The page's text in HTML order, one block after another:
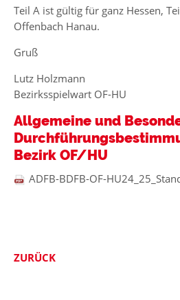
Teil A ist gültig für ganz Hessen,
Offenbach Hanau.
Gruß
Lutz Holzmann
Bezirksspielwart OF-HU
Allgemeine und
Bezirk OF/HU
ADFB-BDFB-OF-
ZURÜCK